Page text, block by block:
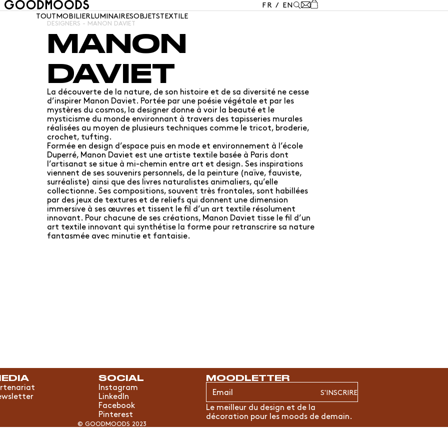
FR / EN
TOUTMOBILIERLUMINAIRESOBJETSTEXTILE
DESIGNERS - MANON DAVIET
MANON
DAVIET
La découverte de la nature, de son histoire et de sa diversité ne cesse
d’inspirer Manon Daviet. Portée par une poésie végétale et par les
mystères du cosmos, la designer donne à voir la beauté et le
mysticisme du monde environnant à travers des tapisseries murales
réalisées au moyen de plusieurs techniques comme le tricot, broderie,
crochet, tufting.
Formée en design d’espace puis en mode et environnement à l’école
Duperré, Manon Daviet est une artiste textile basée à Paris dont
l’artisanat se situe à mi-chemin entre art et design. Ses inspirations
viennent de ses souvenirs personnels, de la peinture (naïve, fauviste,
surréaliste) ainsi que des livres naturalistes animaliers, qu’elle
collectionne. Ses compositions, souvent très frontales, sont habillées
par des jeux de textures et de reliefs qui donnent une dimension
immersive à ses œuvres et tissent le fil d’un art textile résolument
innovant. Pour chacune de ses créations, Manon Daviet tisse le fil d’un
art textile innovant qui synthétise la forme pour retranscrire sa nature
fantasmée avec minutie et fantaisie.
SOCIAL
Instagram
LinkedIn
Facebook
Pinterest
MOODLETTER
S'INSCRIRE
Le meilleur du design et de la
décoration pour les moods de demain.
© GOODMOODS 2023